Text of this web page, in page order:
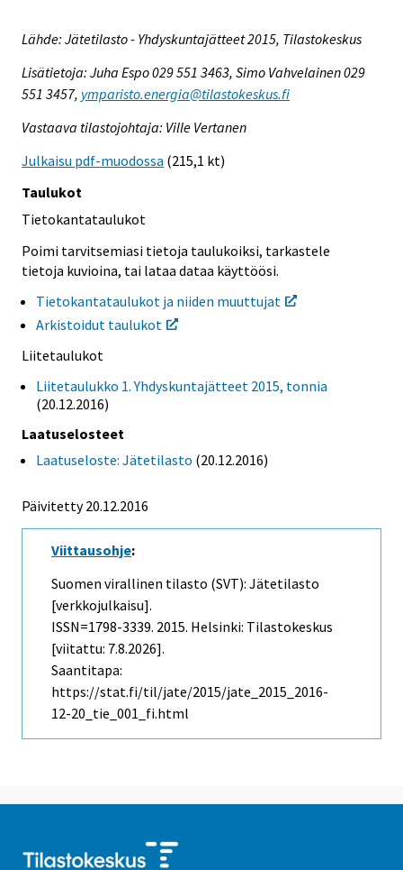
Lähde: Jätetilasto - Yhdyskuntajätteet 2015, Tilastokeskus
Lisätietoja: Juha Espo 029 551 3463, Simo Vahvelainen 029
551 3457, ymparisto.energia@tilastokeskus.fi
Vastaava tilastojohtaja: Ville Vertanen
Julkaisu pdf-muodossa (215,1 kt)
Taulukot
Tietokantataulukot
Poimi tarvitsemiasi tietoja taulukoiksi, tarkastele
tietoja kuvioina, tai lataa dataa käyttöösi.
Tietokantataulukot ja niiden muuttujat
Arkistoidut taulukot
Liitetaulukot
Liitetaulukko 1. Yhdyskuntajätteet 2015, tonnia
(20.12.2016)
Laatuselosteet
Laatuseloste: Jätetilasto (20.12.2016)
Päivitetty 20.12.2016
Viittausohje:
Suomen virallinen tilasto (SVT): Jätetilasto
[verkkojulkaisu].
ISSN=1798-3339. 2015. Helsinki: Tilastokeskus
[viitattu: 7.8.2026].
Saantitapa:
https://stat.fi/til/jate/2015/jate_2015_2016-
12-20_tie_001_fi.html